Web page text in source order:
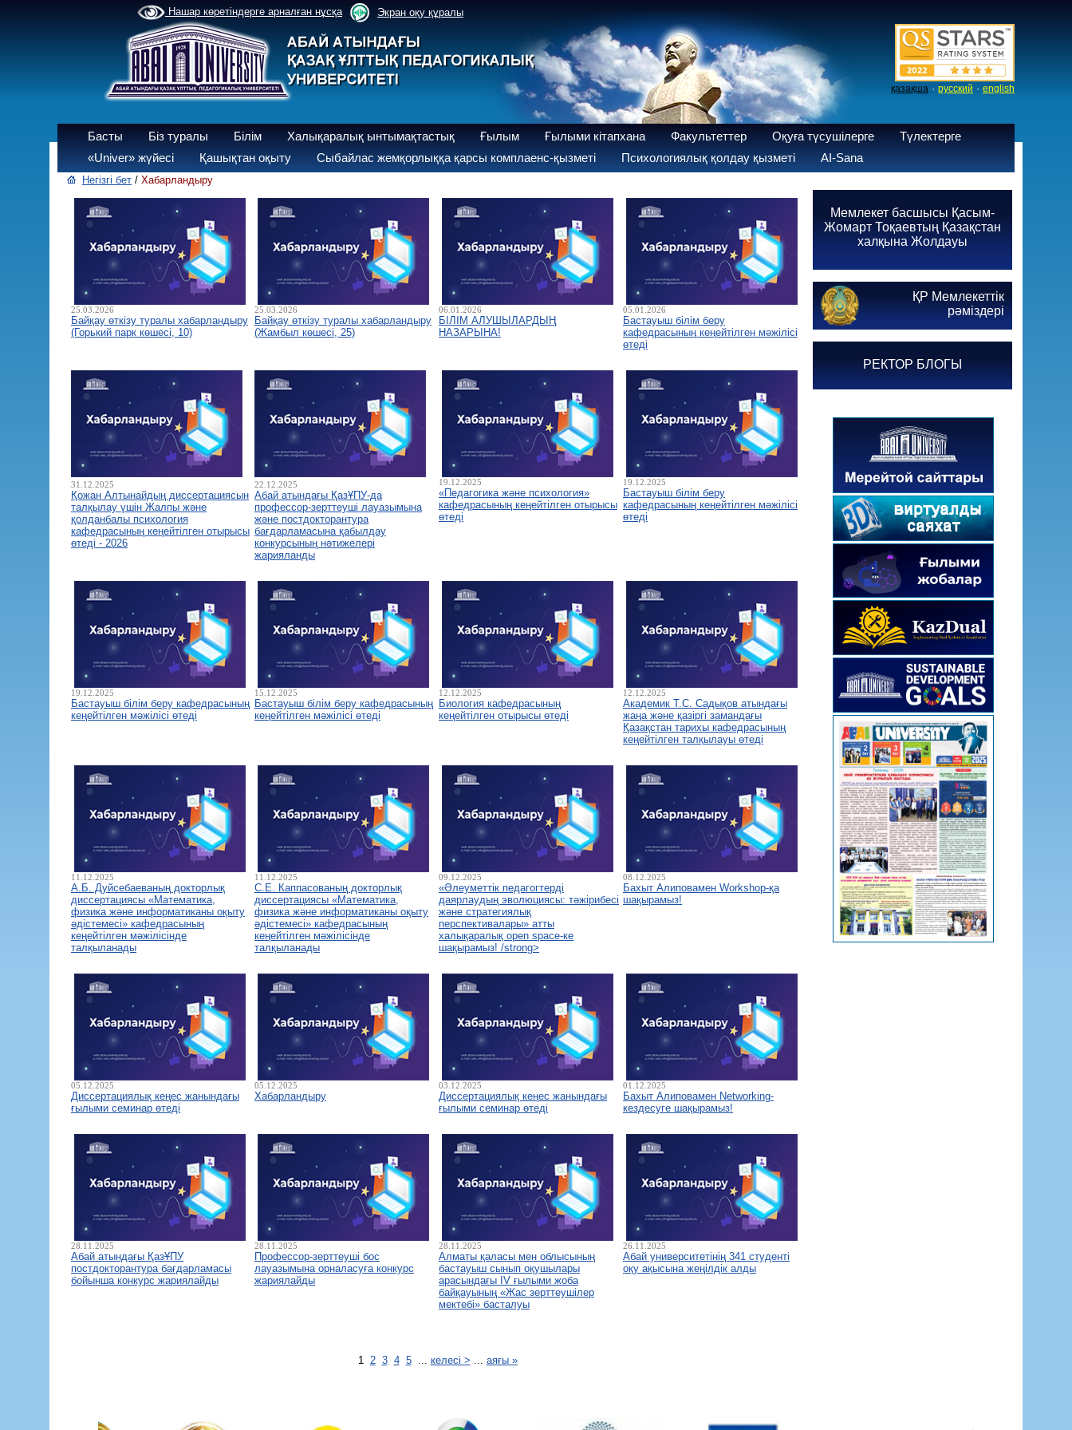
Нашар көретіндерге арналған нұсқа Экран оқу құралы
қазақша · русский · english
Басты Біз туралы Білім Халықаралық ынтымақтастық Ғылым Ғылыми кітапхана Факультеттер Оқуға түсушілерге
Түлектерге
«Univer» жүйесі
Қашықтан оқыту Сыбайлас жемқорлыққа қарсы комплаенс-қызметі Психологиялық қолдау қызметі AI-Sana
Негізгі бет / Хабарландыру
25.03.2026
Байқау өткізу туралы хабарландыру
(Горький парк көшесі, 10)
25.03.2026
Байқау өткізу туралы хабарландыру
(Жамбыл көшесі, 25)
06.01.2026
БІЛІМ АЛУШЫЛАРДЫҢ
НАЗАРЫНА!
05.01.2026
Бастауыш білім беру
кафедрасының кеңейтілген мәжілісі
өтеді
31.12.2025
Қожан Алтынайдың диссертациясын
талқылау үшін Жалпы және
қолданбалы психология
кафедрасының кеңейтілген отырысы
өтеді - 2026
22.12.2025
Абай атындағы ҚазҰПУ-да
профессор-зерттеуші лауазымына
және постдокторантура
бағдарламасына қабылдау
конкурсының нәтижелері
жарияланды
19.12.2025
«Педагогика және психология»
кафедрасының кеңейтілген отырысы
өтеді
19.12.2025
Бастауыш білім беру
кафедрасының кеңейтілген мәжілісі
өтеді
19.12.2025
Бастауыш білім беру кафедрасының
кеңейтілген мәжілісі өтеді
15.12.2025
Бастауыш білім беру кафедрасының
кеңейтілген мәжілісі өтеді
12.12.2025
Биология кафедрасының
кеңейтілген отырысы өтеді
12.12.2025
Академик Т.С. Садықов атындағы
жаңа және қазіргі замандағы
Қазақстан тарихы кафедрасының
кеңейтілген талқылауы өтеді
11.12.2025
А.Б. Дуйсебаеваның докторлық
диссертациясы «Математика,
физика және информатиканы оқыту
әдістемесі» кафедрасының
кеңейтілген мәжілісінде
талқыланады
11.12.2025
С.Е. Каппасованың докторлық
диссертациясы «Математика,
физика және информатиканы оқыту
әдістемесі» кафедрасының
кеңейтілген мәжілісінде
талқыланады
09.12.2025
«Әлеуметтік педагогтерді
даярлаудың эволюциясы: тәжірибесі
және стратегиялық
перспективалары» атты
халықаралық open space-ке
шақырамыз! /strong>
08.12.2025
Бахыт Алиповамен Workshop-қа
шақырамыз!
05.12.2025
Диссертациялық кеңес жанындағы
ғылыми семинар өтеді
05.12.2025
Хабарландыру
03.12.2025
Диссертациялық кеңес жанындағы
ғылыми семинар өтеді
01.12.2025
Бахыт Алиповамен Networking-
кездесуге шақырамыз!
28.11.2025
Абай атындағы ҚазҰПУ
постдокторантура бағдарламасы
бойынша конкурс жариялайды
28.11.2025
Профессор-зерттеуші бос
лауазымына орналасуға конкурс
жариялайды
28.11.2025
Алматы қаласы мен облысының
бастауыш сынып оқушылары
арасындағы IV ғылыми жоба
байқауының «Жас зерттеушілер
мектебі» басталуы
26.11.2025
Абай университетінің 341 студенті
оқу ақысына жеңілдік алды
1 2 3 4 5... келесі > ... аяғы »
Мемлекет басшысы Қасым-
Жомарт Тоқаевтың Қазақстан
халқына Жолдауы
ҚР Мемлекеттік
рәміздері
РЕКТОР БЛОГЫ